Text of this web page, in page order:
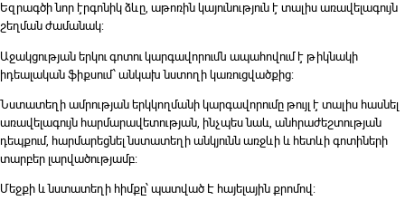
Եզրագծի նոր էրգոնիկ ձևը, աթոռին կայունություն է տալիս առավելագույն
շեղման ժամանակ:
Աջակցության երկու գոտու կարգավորումն ապահովում է թիկնակի
իդեալական ֆիքսում՝ անկախ նստողի կառուցվածքից:
Նստատեղի ամրության երկկողմանի կարգավորումը թույլ է տալիս հասնել
առավելագույն հարմարավետության, ինչպես նաև, անհրաժեշտության
դեպքում, հարմարեցնել նստատեղի անկյունն առջևի և հետևի գոտիների
տարբեր լարվածությամբ:
Մեջքի և նստատեղի հիմքը՝ պատված Է հայելային քրոմով: